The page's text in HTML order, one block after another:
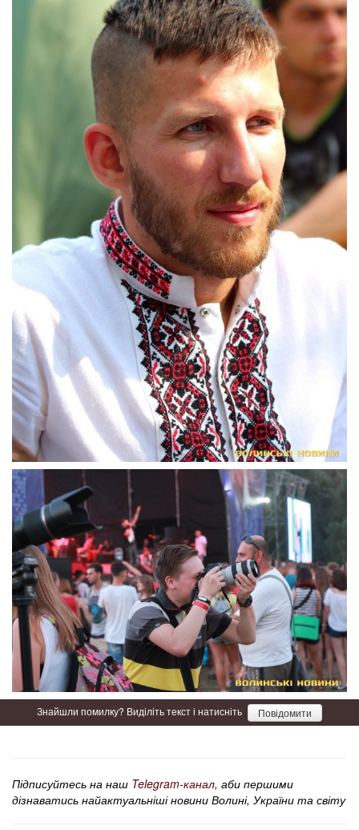
Знайшли помилку? Виділіть текст і натисніть Повідомити
Підписуйтесь на наш Telegram-канал, аби першими
дізнаватись найактуальніші новини Волині, України та світу